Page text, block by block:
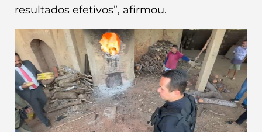
resultados efetivos”, afirmou.